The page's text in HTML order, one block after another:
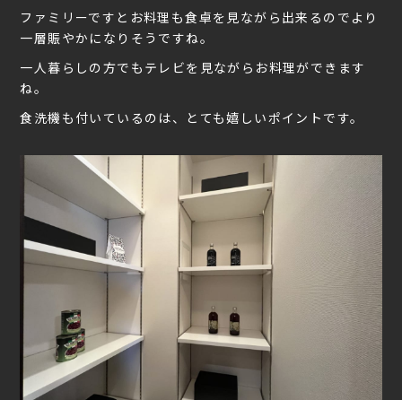
ファミリーですとお料理も食卓を見ながら出来るのでより
一層賑やかになりそうですね。
一人暮らしの方でもテレビを見ながらお料理ができます
ね。
食洗機も付いているのは、とても嬉しいポイントです。